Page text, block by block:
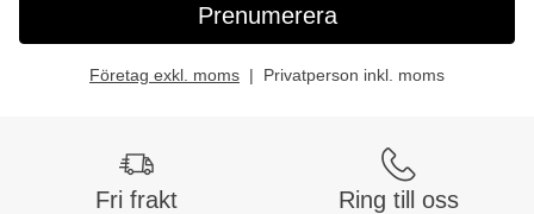
Prenumerera
Företag exkl. moms Privatperson inkl. moms
Fri frakt Ring till oss